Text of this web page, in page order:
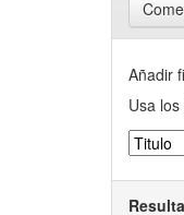
Añadir
Usa